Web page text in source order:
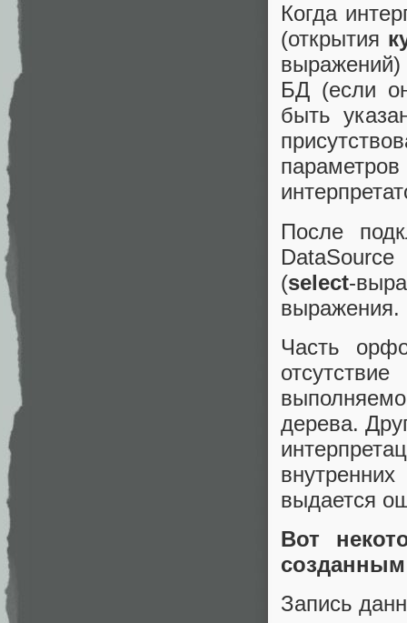
Когда
(открытия
выражений)
БД (если
быть
После
(select-
выражения.
Часть
дерева.
выдается
Вот
Запись